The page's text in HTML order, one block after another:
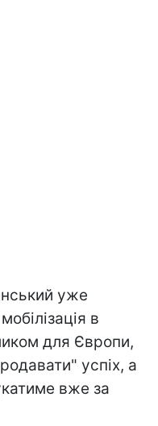
уже
в
для Європи,
успіх, а
вже за